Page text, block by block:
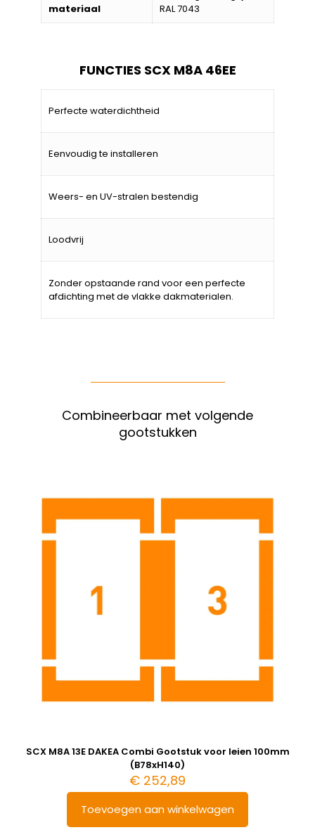
materiaal
RAL 7043
FUNCTIES SCX M8A 46EE
Perfecte waterdichtheid
Eenvoudig te installeren
Weers- en UV-stralen bestendig
Loodvrij
Zonder opstaande rand voor een perfecte
afdichting met de vlakke dakmaterialen.
Combineerbaar met volgende
gootstukken
SCX M8A 13E DAKEA Combi Gootstuk voor leien 100mm
(B78xH140)
€ 252,89
Toevoegen aan winkelwagen